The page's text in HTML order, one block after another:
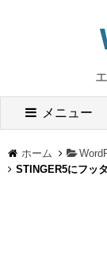
メニュー
ホーム
STINGER5にフッ